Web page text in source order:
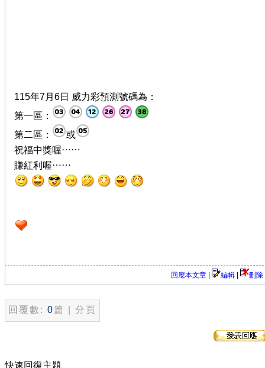
115年7月6日 威力彩預測號碼為：
第一區：
第二區：
或
祝福中獎喔⋯⋯
賺紅利喔⋯⋯
回應本文章 編輯 刪除
回覆數: 0篇 | 分頁
快速回復主題